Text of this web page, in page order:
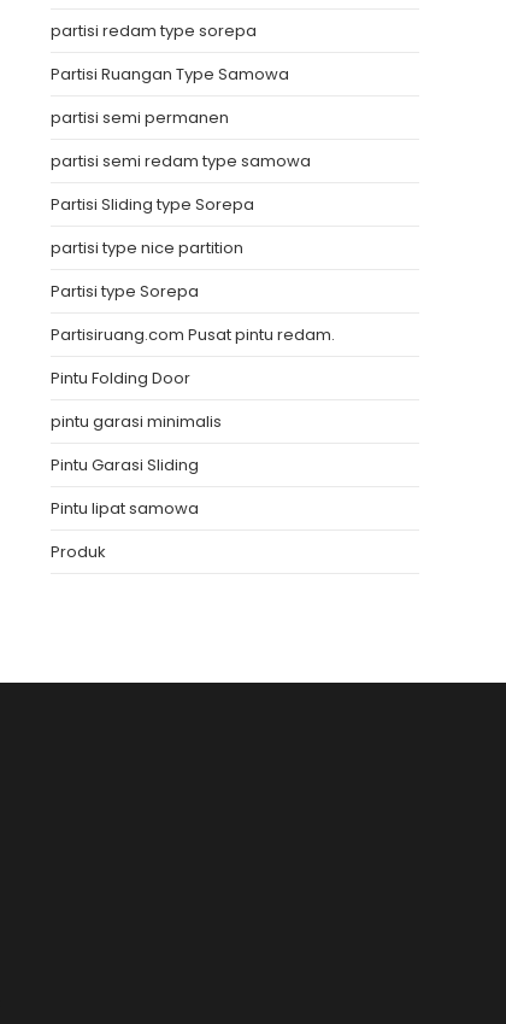
partisi redam type sorepa
Partisi Ruangan Type Samowa
partisi semi permanen
partisi semi redam type samowa
Partisi Sliding type Sorepa
partisi type nice partition
Partisi type Sorepa
Partisiruang.com Pusat pintu redam.
Pintu Folding Door
pintu garasi minimalis
Pintu Garasi Sliding
Pintu lipat samowa
Produk